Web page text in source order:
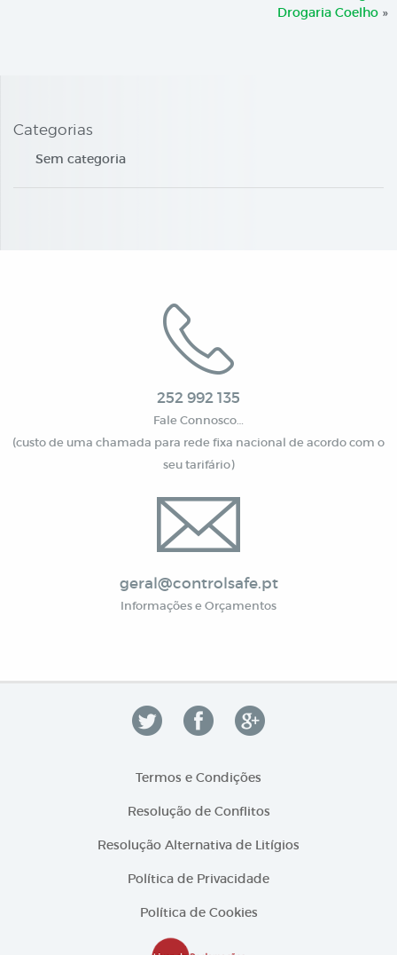
Drogaria Coelho »
Categorias
Sem categoria
252 992 135
Fale Connosco…
(custo de uma chamada para rede fixa nacional de acordo com o
seu tarifário)
geral@controlsafe.pt
Informações e Orçamentos
Termos e Condições
Resolução de Conflitos
Resolução Alternativa de Litígios
Política de Privacidade
Política de Cookies